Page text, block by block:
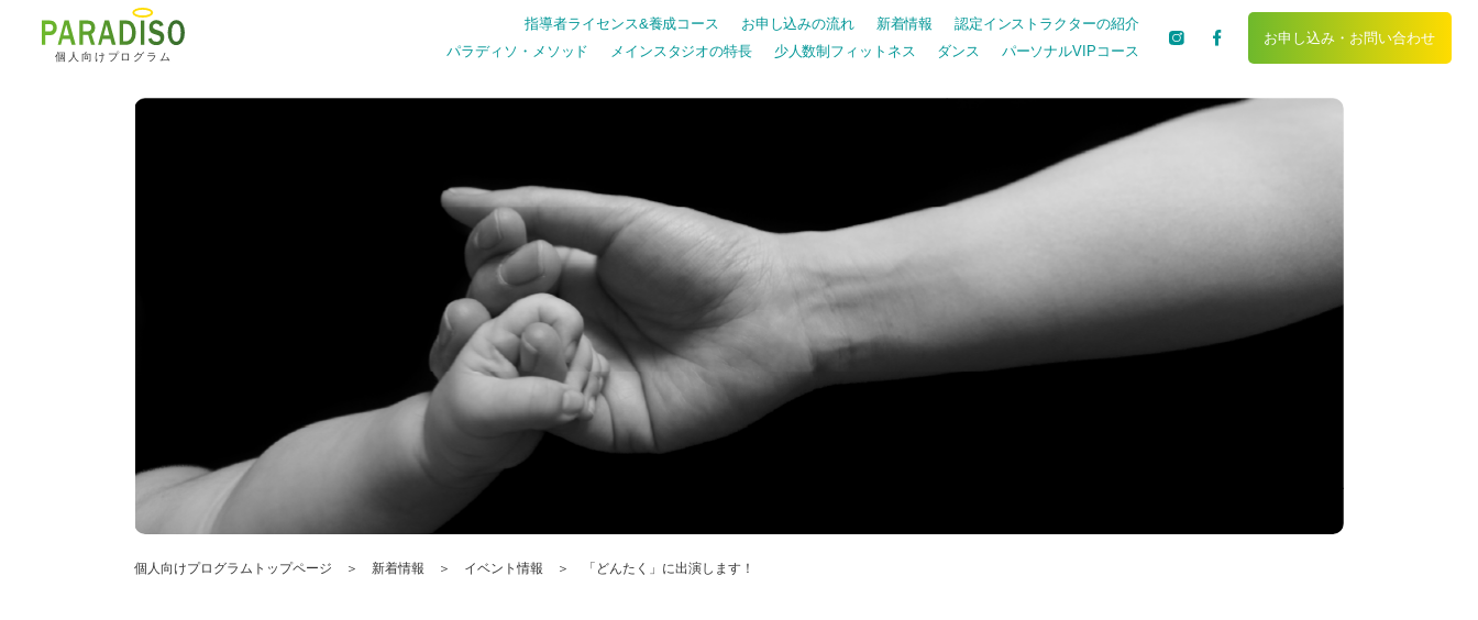
個人向けプログラム パラディソ・メソッド メインスタジオの特長 少人数制フィットネス ダンス パーソナルVIPコース
指導者ライセンス&養成コース お申し込みの流れ 新着情報
認定インストラクターの紹介
お申し込み・ お問い合わせ
個人向けプログラムトップページ 新着情報 イベント情報 「どんたく」に出演します！